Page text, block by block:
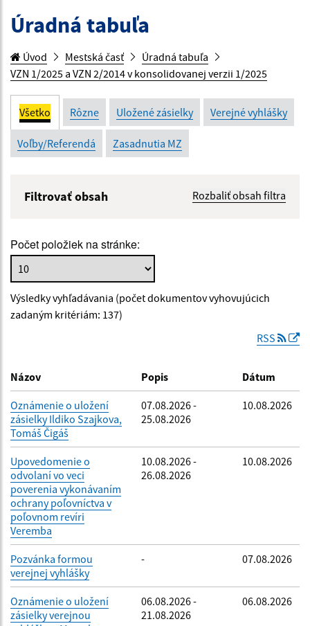
Úradná tabuľa
Úvod Mestská časť
Úradná tabuľa
VZN 1/2025 a VZN 2/2014 v konsolidovanej verzii 1/2025
Všetko Rôzne Uložené zásielky Verejné vyhlášky
Voľby/Referendá Zasadnutia MZ
Filtrovať obsah Rozbaliť obsah filtra
Popis:
Dátum zverejnenia od:
Filtrovať
Počet položiek na stránke:
Výsledky vyhľadávania (počet dokumentov vyhovujúcich
zadaným kritériám: 137)
RSS
Názov Popis Dátum
Oznámenie o uložení
zásielky Ildiko Szajkova,
Tomáš Čigáš
07.08.2026 -
25.08.2026
10.08.2026
Upovedomenie o
odvolaní vo veci
poverenia vykonávaním
ochrany poľovníctva v
poľovnom revíri
Veremba
10.08.2026 -
26.08.2026
10.08.2026
Pozvánka formou
verejnej vyhlášky
- 07.08.2026
Oznámenie o uložení
zásielky verejnou
06.08.2026 -
21.08.2026
06.08.2026